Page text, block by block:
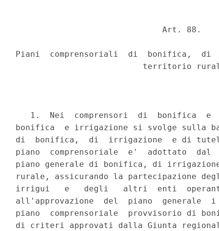
                              Art. 88.
Piani  comprensoriali  di  bonifica,
territorio
1.  Nei  comprensori  di  bonifica  e
bonifica  e irrigazione si svolge sulla
di  bonifica,  di  irrigazione  e di
piano  comprensoriale  e'  adottato  dal
piano generale di bonifica, di
rurale, assicurando la partecipazione
irrigui   e   degli   altri  enti  operanti
all'approvazione  del  piano  generale  i
piano  comprensoriale  provvisorio di
di criteri approvati dalla Giunta